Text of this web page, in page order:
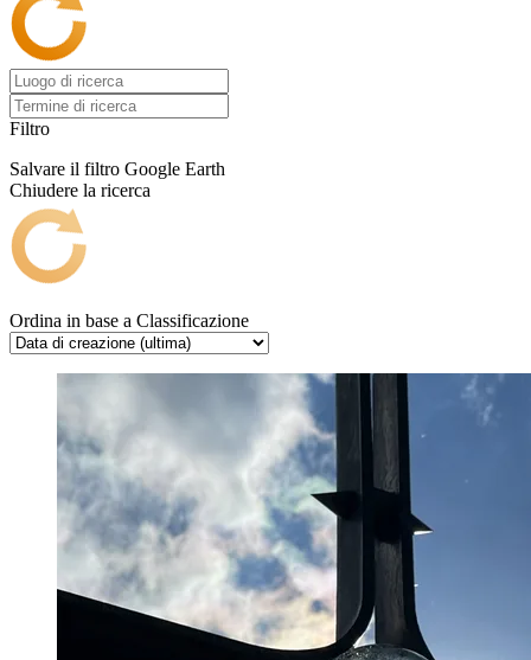
Filtro
Salvare il filtro Google Earth
Chiudere la ricerca
Ordina in base a Classificazione